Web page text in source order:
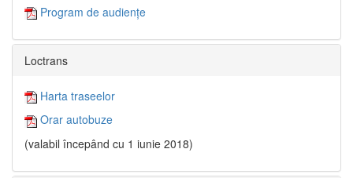
Program de audiențe
Loctrans
Harta traseelor
Orar autobuze
(valabil începând cu 1 iunie 2018)